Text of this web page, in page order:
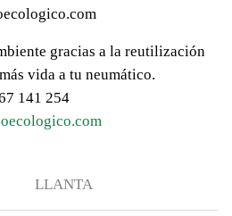
gracias a la reutilización
vida a tu neumático.
141 254
LLANTA